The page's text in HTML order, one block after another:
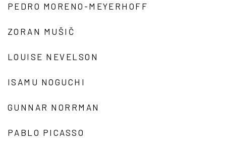
PEDRO MORENO-MEYERHOFF
ZORAN MUŠIČ
LOUISE NEVELSON
ISAMU NOGUCHI
GUNNAR NORRMAN
PABLO PICASSO